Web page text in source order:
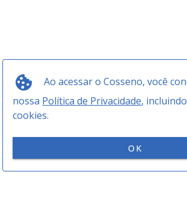
Ao acessar o Cosseno, você
nossa Política de Privacidade,
cookies.
OK